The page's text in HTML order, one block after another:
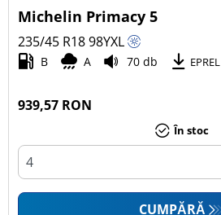
Michelin Primacy 5
235/45 R1898YXL
B A 70 db EPREL
939,57 RON
În stoc
CUMPĂRĂ